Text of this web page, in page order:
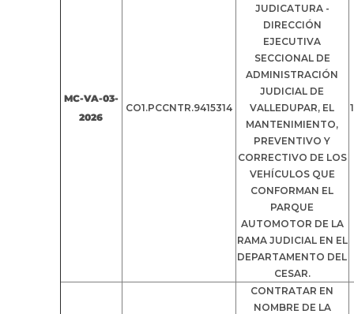
MC-VA-03-
2026
CO1.PCCNTR.9415314
JUDICATURA -
DIRECCIÓN
EJECUTIVA
SECCIONAL DE
ADMINISTRACIÓN
JUDICIAL DE
VALLEDUPAR, EL
MANTENIMIENTO,
PREVENTIVO Y
CORRECTIVO DE LOS
VEHÍCULOS QUE
CONFORMAN EL
PARQUE
AUTOMOTOR DE LA
RAMA JUDICIAL EN EL
DEPARTAMENTO DEL
CESAR.
CONTRATAR EN
NOMBRE DE LA